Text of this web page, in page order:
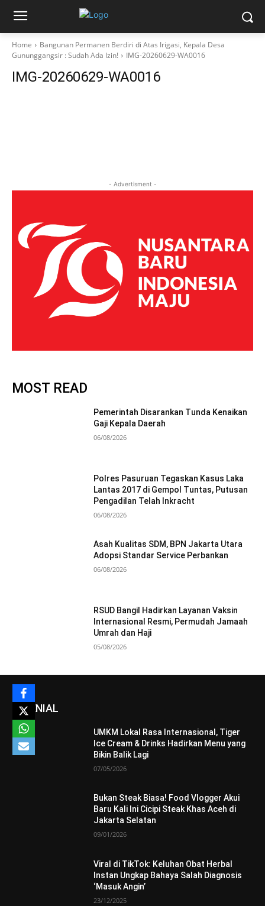
Home
Bangunan Permanen Berdiri di Atas Irigasi, Kepala Desa
Gununggangsir : Sudah Ada Izin!
IMG-20260629-WA0016
IMG-20260629-WA0016
- Advertisment -
MOST READ
Pemerintah Disarankan Tunda Kenaikan
Gaji Kepala Daerah
06/08/2026
Polres Pasuruan Tegaskan Kasus Laka
Lantas 2017 di Gempol Tuntas, Putusan
Pengadilan Telah Inkracht
06/08/2026
Asah Kualitas SDM, BPN Jakarta Utara
Adopsi Standar Service Perbankan
06/08/2026
RSUD Bangil Hadirkan Layanan Vaksin
Internasional Resmi, Permudah Jamaah
Umrah dan Haji
05/08/2026
MILENIAL
UMKM Lokal Rasa Internasional, Tiger
Ice Cream & Drinks Hadirkan Menu yang
Bikin Balik Lagi
07/05/2026
Bukan Steak Biasa! Food Vlogger Akui
Baru Kali Ini Cicipi Steak Khas Aceh di
Jakarta Selatan
09/01/2026
Viral di TikTok: Keluhan Obat Herbal
Instan Ungkap Bahaya Salah Diagnosis
‘Masuk Angin’
23/12/2025